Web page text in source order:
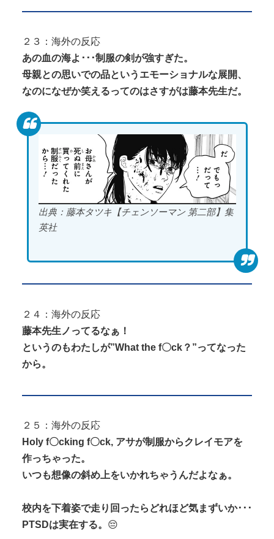
２３：海外の反応
あの血の海よ･･･制服の剣が強すぎた。
母親との思いでの品というエモーショナルな展開、
なのになぜか笑えるってのはさすがは藤本先生だ。
出典：藤本タツキ【チェンソーマン 第二部】集
英社
２４：海外の反応
藤本先生ノってるなぁ！
というのもわたしが”What the f〇ck？”ってなった
から。
２５：海外の反応
Holy f〇cking f〇ck, アサが制服からクレイモアを
作っちゃった。
いつも想像の斜め上をいかれちゃうんだよなぁ。
校内を下着姿で走り回ったらどれほど気まずいか･･･
PTSDは実在する。 😔